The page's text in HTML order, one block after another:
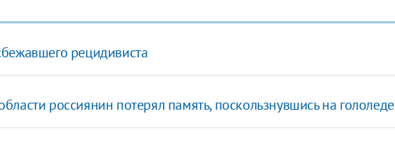
рецидивиста
россиянин потерял память, поскользнувшись на гололеде